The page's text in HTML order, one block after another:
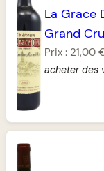
La Grace
Grand Cru
Prix : 21,00
acheter des